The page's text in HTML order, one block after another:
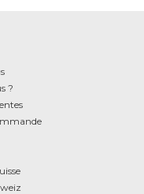
?